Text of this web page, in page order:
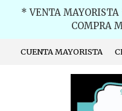
* VENTA
COMPRA
CUENTA MAYORISTA